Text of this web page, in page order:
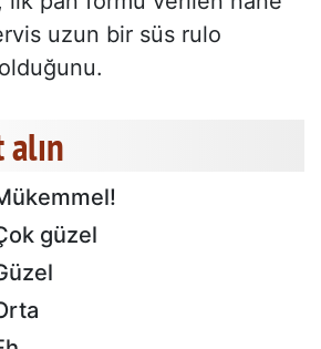
uzun bir süs rulo
güzel